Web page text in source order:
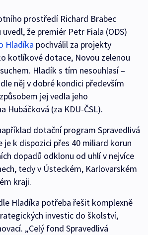
prostředí Richard Brabec
že premiér Petr Fiala (ODS)
Hladíka pochválil za projekty
kotlíkové dotace, Novou zelenou
Hladík s tím nesouhlasí –
něj v dobré kondici především
jej vedla jeho
Hubáčková (za KDU-ČSL).
dotační program Spravedlivá
k dispozici přes 40 miliard korun
dopadů odklonu od uhlí v nejvíce
tedy v Ústeckém, Karlovarském
kraji.
Hladíka potřeba řešit komplexně
investic do školství,
„Celý fond Spravedlivá